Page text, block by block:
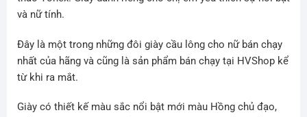
và nữ tính.
Đây là một trong những đôi giày cầu lông cho nữ bán chạy
nhất của hãng và cũng là sản phẩm bán chạy tại HVShop kể
từ khi ra mắt.
Giày có thiết kế màu sắc nổi bật mới màu Hồng chủ đạo,